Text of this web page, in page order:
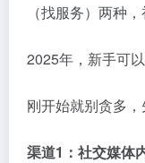
（找服务）两种
2025年，新手可
刚开始就别贪多，
渠道1：社交媒体